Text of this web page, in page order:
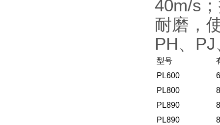
40m/s
耐磨，
PH、
型号
PL600
PL800
PL890
PL890